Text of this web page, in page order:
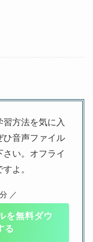
習方法を気に入
ひ音声ファイル
い。オフライ
よ。
／
を無料ダウ
る